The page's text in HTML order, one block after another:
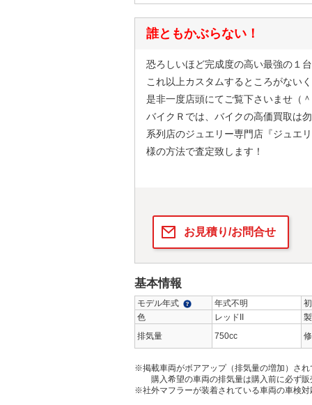
誰ともかぶらない！
恐ろしいほど完成度の高い最強の１
これ以上カスタムするところがない
是非一度店頭にてご覧下さいませ（
バイクＲでは、バイクの高価買取は
系列店のジュエリー専門店『ジュエ
様の方法で査定致します！
お見積り/お問合せ
基本情報
モデル年式 年式不明
色
レッドII
排気量
750cc
※掲載車両がボアアップ（排気量の増加）さ
購入希望の車両の排気量は購入前に必ず販
※社外マフラーが装着されている車両の車検